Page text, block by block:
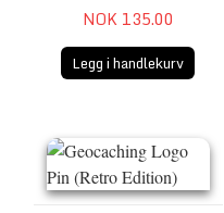
NOK 135.00
Legg i handlekurv
Geocaching Logo Pin